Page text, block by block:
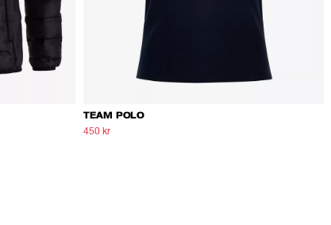
TEAM POLO
450 kr